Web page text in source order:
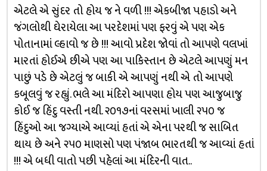
એટલે એ સુંદર તો હોય જ ને વળી !!! એકબીજા પહાડો અને
જંગલોથી ઘેરાયેલા આ પરદેશમાં પણ ફરવું એ પણ એક
પોતાનામાં લ્હાવો જ છે !!! આવો પ્રદેશ જોવાં તો આપણે વલખાં
મારતાં હોઈએ છીએ પણ આ પાકિસ્તાન છે એટલે આપણું મન
પાછું પડે છે એટલું જ બાકી એ આપણું નથી એ તો આપણે
કબૂલવું જ રહ્યું. ભલે આ મંદિરો આપણા હોય પણ આજુબાજુ
કોઈ જ હિંદુ વસ્તી નથી. ૨૦૧૭નાં વરસમાં ખાલી ૨૫૦ જ
હિંદુઓ આ જગ્યાએ આવ્યાં હતાં એ એના પરથી જ સાબિત
થાય છે અને ૨૫૦ માણસો પણ પંજાબ ભારતથી જ આવ્યાં હતાં
!!! એ બધી વાતો પછી પહેલાં આ મંદિરની વાત..